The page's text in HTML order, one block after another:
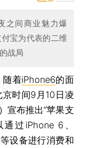
之间商业魅力爆
宝为代表的二维
战局
随着iPhone6的面
时间9月10日凌
宣布推出“苹果支
过iPhone 6、
设备进行消费和